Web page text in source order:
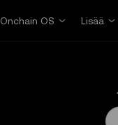
Onchain OS Lisää